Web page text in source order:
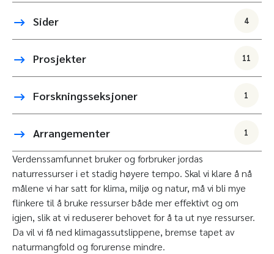
Sider 4
Prosjekter 11
Forskningsseksjoner 1
Arrangementer 1
Verdenssamfunnet bruker og forbruker jordas
naturressurser i et stadig høyere tempo. Skal vi klare å nå
målene vi har satt for klima, miljø og natur, må vi bli mye
flinkere til å bruke ressurser både mer effektivt og om
igjen, slik at vi reduserer behovet for å ta ut nye ressurser.
Da vil vi få ned klimagassutslippene, bremse tapet av
naturmangfold og forurense mindre.